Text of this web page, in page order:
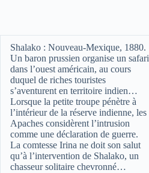
Shalako : Nouveau-Mexique, 1880.
Un baron prussien organise un safari
dans l’ouest américain, au cours
duquel de riches touristes
s’aventurent en territoire indien…
Lorsque la petite troupe pénètre à
l’intérieur de la réserve indienne, les
Apaches considèrent l’intrusion
comme une déclaration de guerre.
La comtesse Irina ne doit son salut
qu’à l’intervention de Shalako, un
chasseur solitaire chevronné…